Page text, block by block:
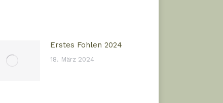
Erstes Fohlen 2024
18. März 2024